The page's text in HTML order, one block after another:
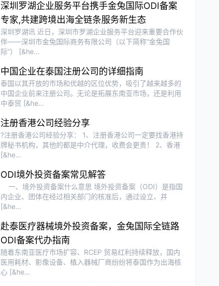
深圳罗湖企业服务平台携手金兔国际ODI备案
专家,共建跨境出海全链条服务新生态
深圳罗湖讯 近日，深圳市罗湖企业服务平台迎来重要合作伙
伴——深圳市金兔国际商务有限公司（以下简称“金兔国
际”） [&he…
中国企业在泰国注册公司的详细指南
泰国以其开放的市场和优越的区位优势，吸引了越来越多的
中国企业前来注册公司。无论是拓展东南亚市场，还是利用
中泰贸 [&he…
注册香港公司经验分享
?注册香港公司经验分享： 1、注册香港公司一定要找香港持
牌秘书机构，其他的都是中介代理，收费会更贵！ 2、香港
[&he…
ODI境外投资备案常见解答
一、境外投资备案什么意思 境外投资备案（ODI）是指国
内企业、团体在经过相关部门的核准后，通过设立、并
[&he…
赴泰医疗器械境外投资备案，金兔国际全链路
ODI备案代办指南
随着东南亚医疗市场扩容、RCEP 贸易红利持续释放，国内
医用耗材、影像设备、植入器械厂商纷纷将泰国作为出海核
心 [&he…